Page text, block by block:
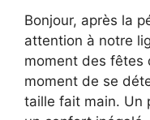
Bonjour, après la
attention à notre
moment des fêtes
moment de se
taille fait main. Un